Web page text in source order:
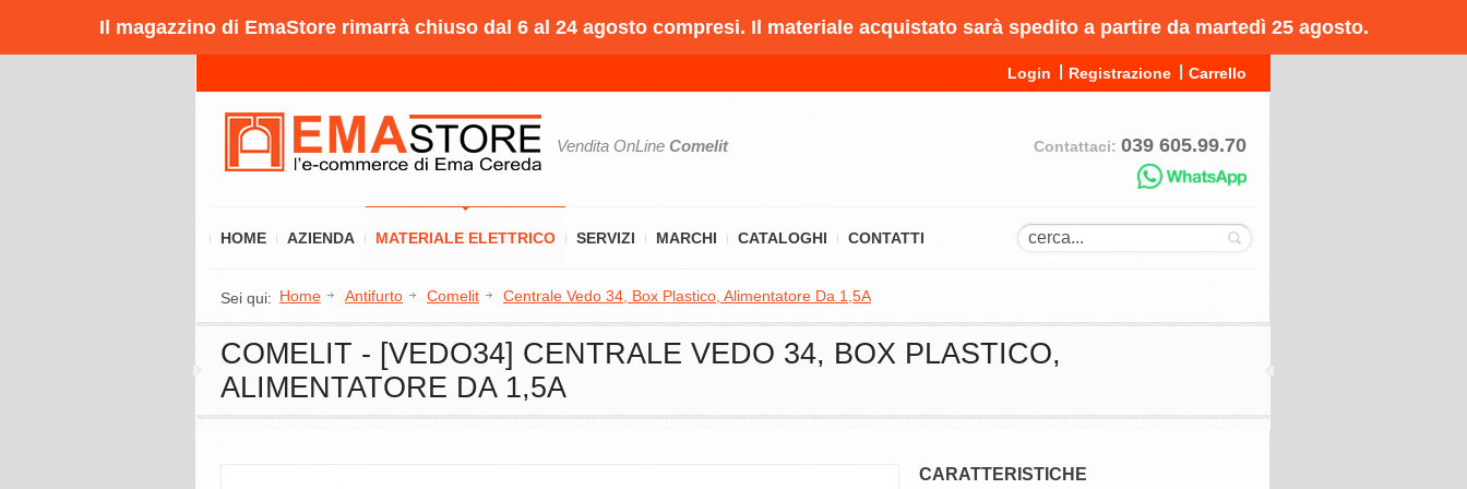
Il magazzino di EmaStore rimarrà chiuso dal 6 al 24 agosto compresi. Il materiale acquistato sarà spedito a partire da martedì 25 agosto.
Login Registrazione Carrello
Vendita OnLine Comelit Contattaci: 039 605.99.70
HOME AZIENDA MATERIALE ELETTRICO SERVIZI MARCHI CATALOGHI CONTATTI
Sei qui: Home Antifurto Comelit Centrale Vedo 34, Box Plastico, Alimentatore Da 1,5A
COMELIT - [VEDO34] CENTRALE VEDO 34, BOX PLASTICO,
ALIMENTATORE DA 1,5A
CARATTERISTICHE